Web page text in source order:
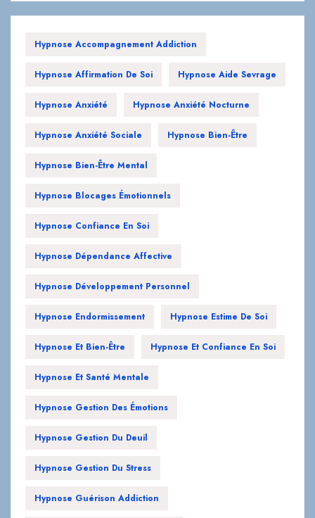
Hypnose Accompagnement Addiction
Hypnose Affirmation De Soi Hypnose Aide Sevrage
Hypnose Anxiété Hypnose Anxiété Nocturne
Hypnose Anxiété Sociale Hypnose Bien-Être
Hypnose Bien-Être Mental
Hypnose Blocages Émotionnels
Hypnose Confiance En Soi
Hypnose Dépendance Affective
Hypnose Développement Personnel
Hypnose Endormissement Hypnose Estime De Soi
Hypnose Et Bien-Être Hypnose Et Confiance En Soi
Hypnose Et Santé Mentale
Hypnose Gestion Des Émotions
Hypnose Gestion Du Deuil
Hypnose Gestion Du Stress
Hypnose Guérison Addiction